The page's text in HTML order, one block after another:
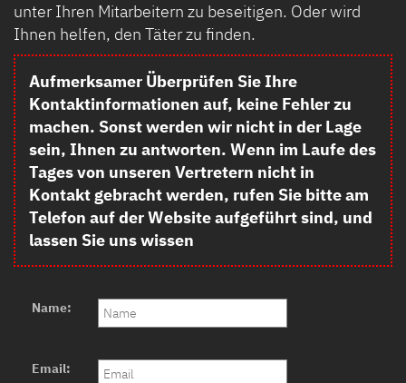
unter Ihren Mitarbeitern zu beseitigen. Oder wird
Ihnen helfen, den Täter zu finden.
Aufmerksamer Überprüfen Sie Ihre
Kontaktinformationen auf, keine Fehler zu
machen. Sonst werden wir nicht in der Lage
sein, Ihnen zu antworten. Wenn im Laufe des
Tages von unseren Vertretern nicht in
Kontakt gebracht werden, rufen Sie bitte am
Telefon auf der Website aufgeführt sind, und
lassen Sie uns wissen
Name:
Email: